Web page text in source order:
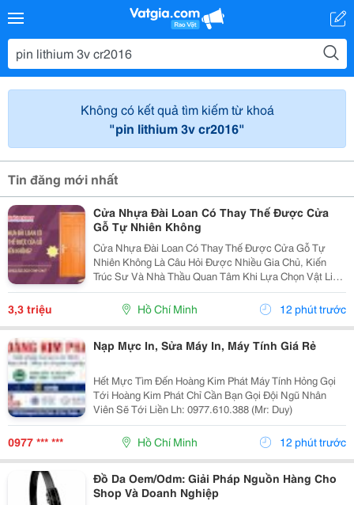
Không có kết quả tìm kiếm từ khoá
"pin lithium 3v cr2016"
Tin đăng mới nhất
Cửa Nhựa Đài Loan Có Thay Thế Được Cửa
Gỗ Tự Nhiên Không
Cửa Nhựa Đài Loan Có Thay Thế Được Cửa Gỗ Tự
Nhiên Không Là Câu Hỏi Được Nhiều Gia Chủ, Kiến
Trúc Sư Và Nhà Thầu Quan Tâm Khi Lựa Chọn Vật Liệu
Cửa Cho Các Công Trình Hiện Đại. Trong Bối Cảnh Giá
Gỗ Tự Nhiên Ngày Càng Cao, Khai Thác Gỗ Gây Áp
Lực Lên...
3,3 triệu Hồ Chí Minh 12 phút trước
Nạp Mực In, Sửa Máy In, Máy Tính Giá Rẻ
Hết Mực Tìm Đến Hoàng Kim Phát Máy Tính Hỏng Gọi
Tới Hoàng Kim Phát Chỉ Cần Bạn Gọi Đội Ngũ Nhân
Viên Sẽ Tới Liền Lh: 0977.610.388 (Mr: Duy)
0977 *** *** Hồ Chí Minh 12 phút trước
Đồ Da Oem/Odm: Giải Pháp Nguồn Hàng Cho
Shop Và Doanh Nghiệp